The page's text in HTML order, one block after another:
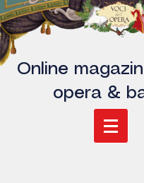
Online
opera &